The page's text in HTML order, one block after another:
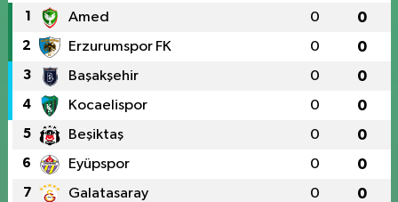
1 Amed 0 0
2 Erzurumspor FK 0 0
3 Başakşehir 0 0
4 Kocaelispor 0 0
5 Beşiktaş 0 0
6 Eyüpspor 0 0
7 Galatasaray 0 0